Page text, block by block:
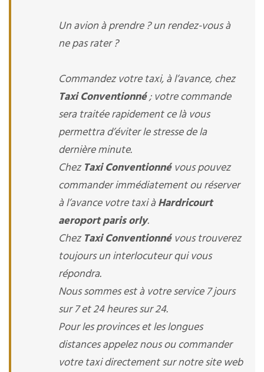
Un avion à prendre ? un rendez-vous à
ne pas rater ?
Commandez votre taxi, à l’avance, chez
Taxi Conventionné; votre commande
sera traitée rapidement ce là vous
permettra d’éviter le stresse de la
dernière minute.
ChezTaxi Conventionnévous pouvez
commander immédiatement ou réserver
à l’avance votre taxi àHardricourt
aeroport paris orly.
ChezTaxi Conventionnévous trouverez
toujours un interlocuteur qui vous
répondra.
Nous sommes est à votre service 7 jours
sur 7 et 24 heures sur 24.
Pour les provinces et les longues
distances appelez nous ou commander
votre taxi directement sur notre site web